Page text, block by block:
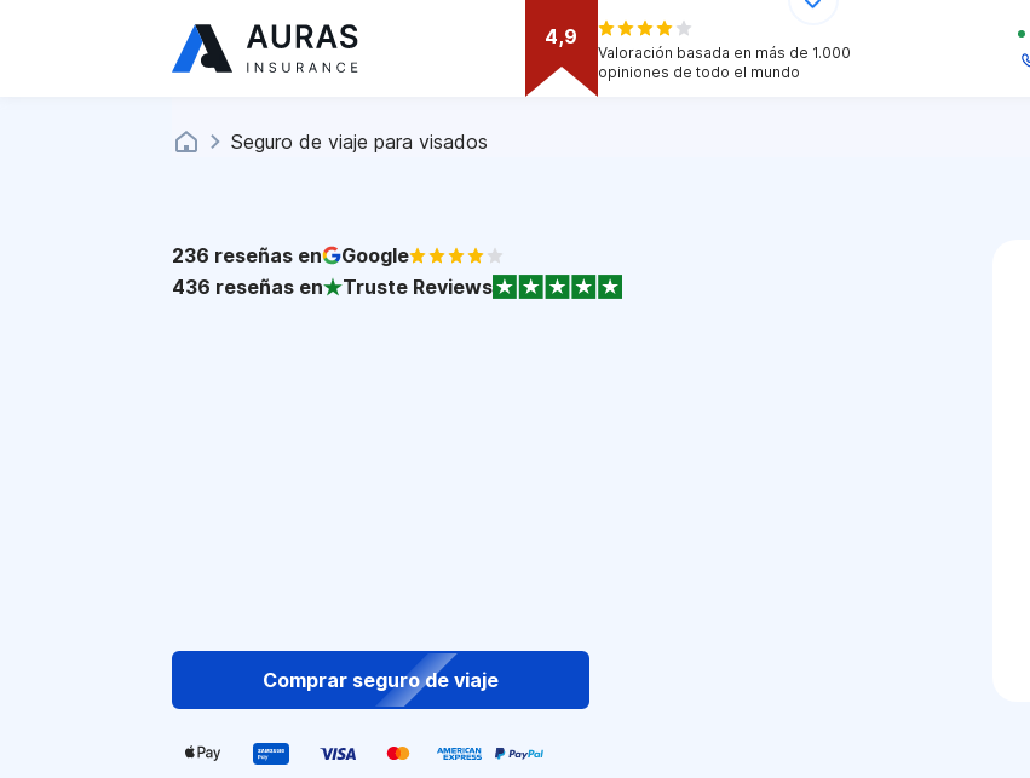
4,9
Valoración basada en más de 1.000
opiniones de todo el mundo
Seguro de viaje para visados
236 reseñas en
Google
436 reseñas en Truste Reviews
Comprar seguro de viaje